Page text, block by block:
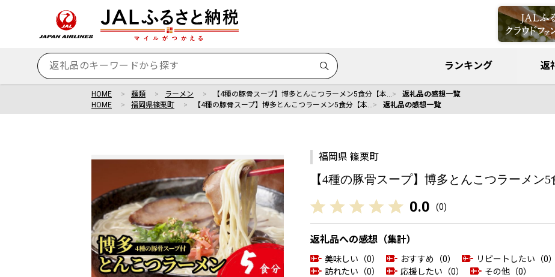
ランキング 返
HOME 麺類 ラーメン 【4種の豚骨スープ】博多とんこつラーメン5食分【本…
返礼品の感想一覧
HOME
福岡県篠栗町 【4種の豚骨スープ】博多とんこつラーメン5食分【本… 返礼品の感想一覧
福岡県 篠栗町
【4種の豚骨スープ】博多とんこつラーメン
0.0 (0)
返礼品への感想（集計）
美味しい（0） おすすめ（0） リピートしたい（0）
訪れたい（0）
応援したい（0） その他（0）